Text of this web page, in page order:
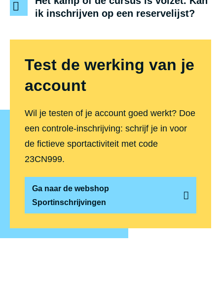
ik inschrijven op een reservelijst?
Test de werking van je
account
Wil je testen of je account goed werkt? Doe
een controle-inschrijving: schrijf je in voor
de fictieve sportactiviteit met code
23CN999.
Ga naar de webshop
Sportinschrijvingen